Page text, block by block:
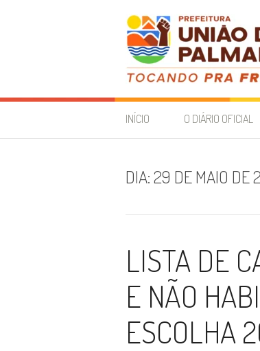
Diário Oficial
INÍCIO O DIÁRIO OFICIAL
DIA:29 DE MAIO DE
LISTA DE
E NÃO
ESCOLHA